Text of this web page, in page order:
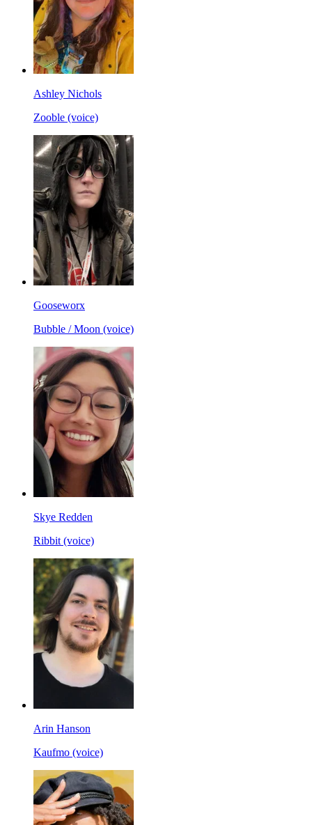
Ashley Nichols
Zooble (voice)
Gooseworx
Bubble / Moon (voice)
Skye Redden
Ribbit (voice)
Arin Hanson
Kaufmo (voice)